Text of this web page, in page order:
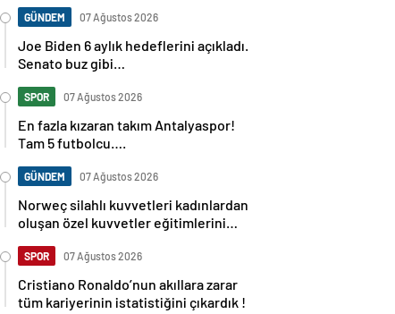
GÜNDEM 07 Ağustos 2026
Joe Biden 6 aylık hedeflerini açıkladı.
Senato buz gibi…
SPOR 07 Ağustos 2026
En fazla kızaran takım Antalyaspor!
Tam 5 futbolcu….
GÜNDEM 07 Ağustos 2026
Norweç silahlı kuvvetleri kadınlardan
oluşan özel kuvvetler eğitimlerini
SPOR 07 Ağustos 2026
Cristiano Ronaldo’nun akıllara zarar
tüm kariyerinin istatistiğini çıkardık !